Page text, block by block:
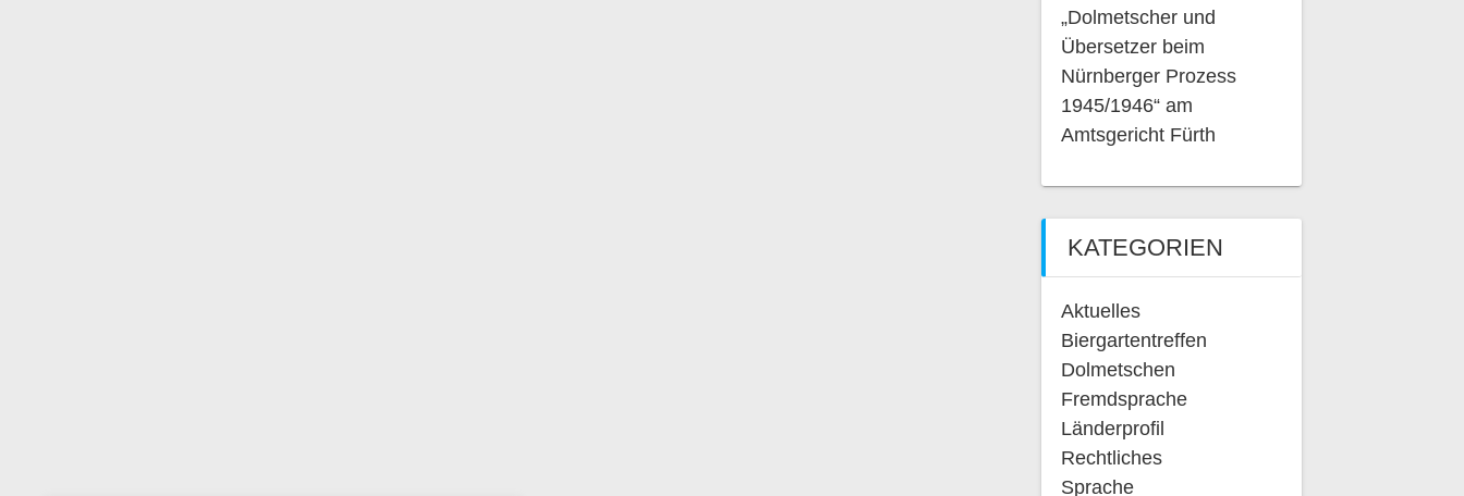
„Dolmetscher und
Übersetzer beim
Nürnberger Prozess
1945/1946“ am
Amtsgericht Fürth
KATEGORIEN
Aktuelles
Biergartentreffen
Dolmetschen
Fremdsprache
Länderprofil
Rechtliches
Sprache